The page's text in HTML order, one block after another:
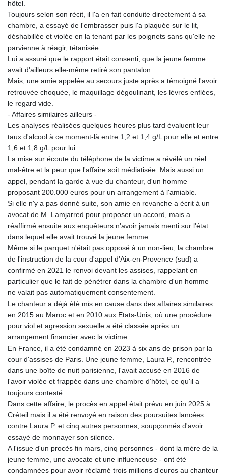
hôtel.
Toujours selon son récit, il l'a en fait conduite directement à sa
chambre, a essayé de l'embrasser puis l'a plaquée sur le lit,
déshabillée et violée en la tenant par les poignets sans qu'elle ne
parvienne à réagir, tétanisée.
Lui a assuré que le rapport était consenti, que la jeune femme
avait d'ailleurs elle-même retiré son pantalon.
Mais, une amie appelée au secours juste après a témoigné l'avoir
retrouvée choquée, le maquillage dégoulinant, les lèvres enflées,
le regard vide.
- Affaires similaires ailleurs -
Les analyses réalisées quelques heures plus tard évaluent leur
taux d'alcool à ce moment-là entre 1,2 et 1,4 g/L pour elle et entre
1,6 et 1,8 g/L pour lui.
La mise sur écoute du téléphone de la victime a révélé un réel
mal-être et la peur que l'affaire soit médiatisée. Mais aussi un
appel, pendant la garde à vue du chanteur, d'un homme
proposant 200.000 euros pour un arrangement à l'amiable.
Si elle n'y a pas donné suite, son amie en revanche a écrit à un
avocat de M. Lamjarred pour proposer un accord, mais a
réaffirmé ensuite aux enquêteurs n'avoir jamais menti sur l'état
dans lequel elle avait trouvé la jeune femme.
Même si le parquet n'était pas opposé à un non-lieu, la chambre
de l'instruction de la cour d'appel d'Aix-en-Provence (sud) a
confirmé en 2021 le renvoi devant les assises, rappelant en
particulier que le fait de pénétrer dans la chambre d'un homme
ne valait pas automatiquement consentement.
Le chanteur a déjà été mis en cause dans des affaires similaires
en 2015 au Maroc et en 2010 aux Etats-Unis, où une procédure
pour viol et agression sexuelle a été classée après un
arrangement financier avec la victime.
En France, il a été condamné en 2023 à six ans de prison par la
cour d'assises de Paris. Une jeune femme, Laura P., rencontrée
dans une boîte de nuit parisienne, l'avait accusé en 2016 de
l'avoir violée et frappée dans une chambre d'hôtel, ce qu'il a
toujours contesté.
Dans cette affaire, le procès en appel était prévu en juin 2025 à
Créteil mais il a été renvoyé en raison des poursuites lancées
contre Laura P. et cinq autres personnes, soupçonnés d'avoir
essayé de monnayer son silence.
A l'issue d'un procès fin mars, cinq personnes - dont la mère de la
jeune femme, une avocate et une influenceuse - ont été
condamnées pour avoir réclamé trois millions d'euros au chanteur